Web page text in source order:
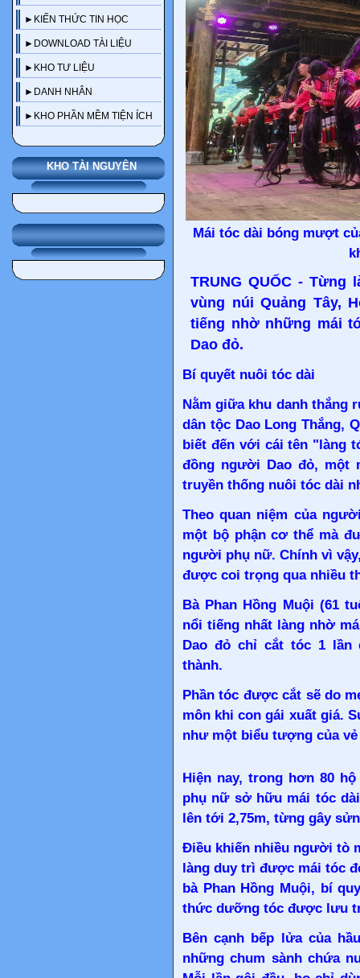
►KIẾN THỨC TIN HỌC
►DOWNLOAD TÀI LIỆU
►KHO TƯ LIỆU
►DANH NHÂN
►KHO PHẦN MỀM TIỆN ÍCH
KHO TÀI NGUYÊN
Mái tóc dài bóng mượt
TRUNG QUỐC -
vùng núi Quảng Tây,
tiếng nhờ những mái
Dao đỏ.
Bí quyết nuôi tóc dài
Nằm giữa khu danh thắng
dân tộc Dao Long Thắng,
biết đến với cái tên "làng
đồng người Dao đỏ, một
truyền thống nuôi tóc dài
Theo quan niệm của
một bộ phận cơ thể mà
người phụ nữ. Chính vì
được coi trọng qua nhiều
Bà Phan Hồng Muội (61
nổi tiếng nhất làng nhờ
Dao đỏ chỉ cắt tóc 1
thành.
Phần tóc được cắt sẽ do
môn khi con gái xuất giá.
như một biểu tượng của
Hiện nay, trong hơn 80
phụ nữ sở hữu mái tóc
lên tới 2,75m, từng gây
Điều khiến nhiều người tò
làng duy trì được mái tóc
bà Phan Hồng Muội, bí
thức dưỡng tóc được lưu
Bên cạnh bếp lửa của
những chum sành chứa